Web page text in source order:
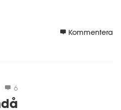
Kommentera
6